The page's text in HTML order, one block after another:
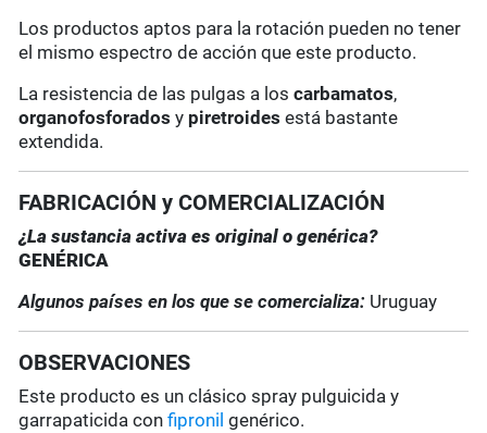
Los productos aptos para la rotación pueden no tener
el mismo espectro de acción que este producto.
La resistencia de las pulgas a loscarbamatos,
organofosforados y piretroides está bastante
extendida.
FABRICACIÓN y COMERCIALIZACIÓN
¿La sustancia activa es original o genérica?
GENÉRICA
Algunos países en los que se comercializa: Uruguay
OBSERVACIONES
Este producto es un clásico spray pulguicida y
garrapaticida confipronilgenérico.